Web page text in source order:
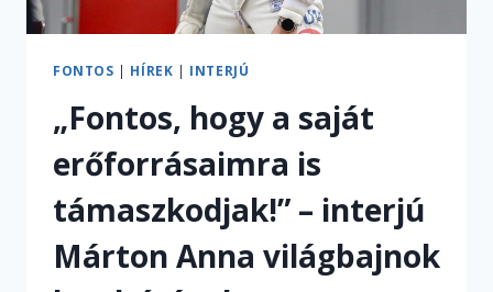
FONTOS | HÍREK | INTERJÚ
„Fontos, hogy a saját
erőforrásaimra is
támaszkodjak!” – interjú
Márton Anna világbajnok